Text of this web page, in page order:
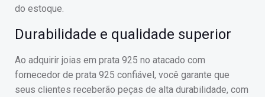
do estoque.
Durabilidade e qualidade superior
Ao adquirir joias em prata 925 no atacado com
fornecedor de prata 925 confiável, você garante que
seus clientes receberão peças de alta durabilidade, com